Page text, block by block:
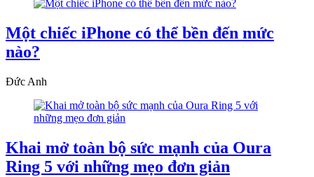
Một chiếc iPhone có thể bền đến mức
nào?
Đức Anh
Khai mở toàn bộ sức mạnh của Oura
Ring 5 với những mẹo đơn giản